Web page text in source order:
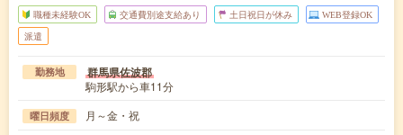
職種未経験OK 交通費別途支給あり 土日祝日が休み WEB登録OK
派遣
勤務地 群馬県佐波郡
駒形駅から車11分
曜日頻度 月～金・祝